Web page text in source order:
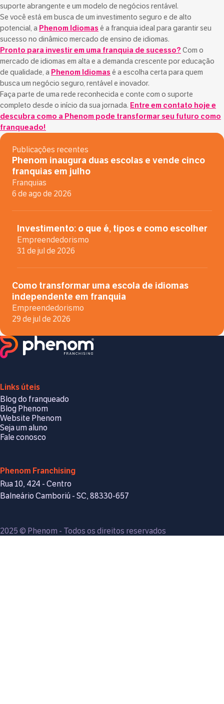
suporte abrangente e um modelo de negócios rentável.
Se você está em busca de um investimento seguro e de alto
potencial, a Phenom Idiomas é a franquia ideal para garantir seu
sucesso no dinâmico mercado de ensino de idiomas.
Pronto para investir em uma franquia de sucesso? Com o
mercado de idiomas em alta e a demanda crescente por educação
de qualidade, a Phenom Idiomas é a escolha certa para quem
busca um negócio seguro, rentável e inovador.
Faça parte de uma rede reconhecida e conte com o suporte
completo desde o início da sua jornada. Entre em contato hoje e
descubra como a Phenom pode transformar seu futuro como
franqueado!
Publicações recentes
Phenom inaugura duas escolas e vende cinco
franquias em julho
Franquias
6 de ago de 2026
Investimento: o que é, tipos e como escolher
Empreendedorismo
31 de jul de 2026
Como transformar uma escola de idiomas
independente em franquia
Empreendedorismo
29 de jul de 2026
Links úteis
Blog do franqueado
Blog Phenom
Website Phenom
Seja um aluno
Fale conosco
Phenom Franchising
Rua 10, 424 - Centro
Balneário Camboriú - SC, 88330-657
2025 © Phenom - Todos os direitos reservados